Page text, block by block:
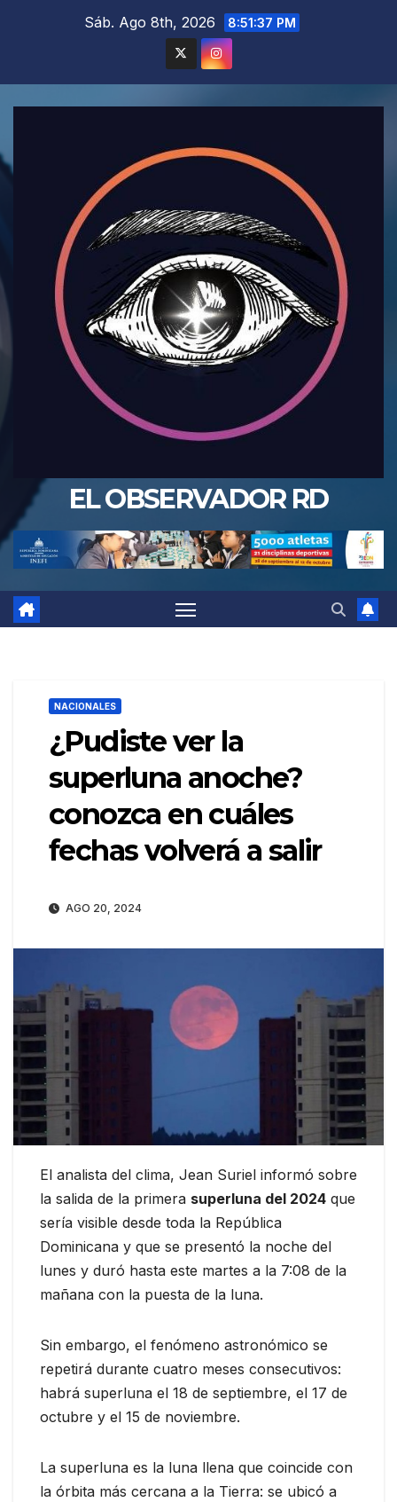
Sáb. Ago 8th, 2026 8:51:39 PM
EL OBSERVADOR RD
NACIONALES
¿Pudiste ver la
superluna anoche?
conozca en cuáles
fechas volverá a salir
AGO 20, 2024
El analista del clima, Jean Suriel informó sobre
la salida de la primera superluna del 2024 que
sería visible desde toda la República
Dominicana y que se presentó la noche del
lunes y duró hasta este martes a la 7:08 de la
mañana con la puesta de la luna.
Sin embargo, el fenómeno astronómico se
repetirá durante cuatro meses consecutivos:
habrá superluna el 18 de septiembre, el 17 de
octubre y el 15 de noviembre.
La superluna es la luna llena que coincide con
la órbita más cercana a la Tierra: se ubicó a